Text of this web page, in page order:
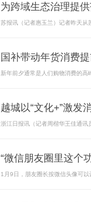
为跨域生态治理提供
苏报讯（记者惠玉兰）记者昨天从
国补带动年货消费提
新年前夕通常是人们购物消费的
越城以“文化+”激发
浙江日报讯（记者周楷华王佳通讯
“微信朋友圈里这个
1月9日，朋友圈长按微信头像可